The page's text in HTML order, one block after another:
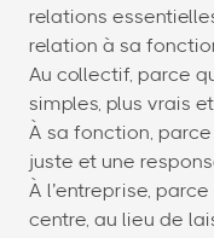
relations
relation à sa
Au collectif, parce
simples, plus vrais
À sa fonction,
juste et une
À l’entreprise,
centre, au lieu de